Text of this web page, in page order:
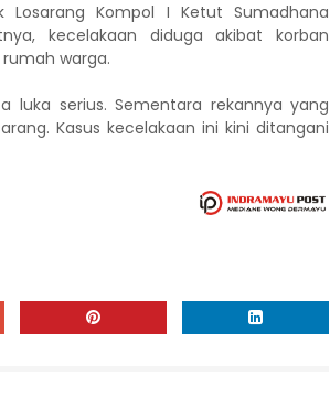
Losarang Kompol I Ketut Sumadhana
kecelakaan diduga akibat korban
warga.
luka serius. Sementara rekannya yang
Kasus kecelakaan ini kini ditangani